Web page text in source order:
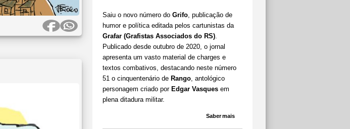
Saiu o novo número do Grifo, publicação de
humor e política editada pelos cartunistas da
Grafar (Grafistas Associados do RS).
Publicado desde outubro de 2020, o jornal
apresenta um vasto material de charges e
textos combativos, destacando neste número
51 o cinquentenário de Rango, antológico
personagem criado por Edgar Vasquesem
plena ditadura militar.
Saber mais